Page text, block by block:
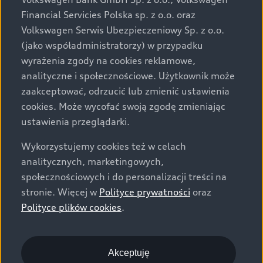
za dopłatą. Wiążące ustalenie ceny, wyposażenia i
specyfikacji pojazdu następują w umowie sprzedaży, a
określenie parametrów technicznych zawiera
świadectwo homologacji typu pojazdu. Zastrzegamy
sobie prawo do zmian i pomyłek. Wszelkie informacje
prezentowane na stronie są aktualne na dzień ich
zamieszczania. W celu uzyskania najnowszych
informacji prosimy kontaktować się z Partnerem Marki
Audi.
Wszystkie produkowane obecnie samochody marki Audi
są wykonywane z materiałów spełniających pod
względem możliwości odzysku i recyklingu wymagania
określone w normie ISO 22628 i są zgodne z
europejskimi świadectwami homologacji wydanymi wg
o.o. podlega obowiązkowi zapewnienia wszystkim
użytkownikom samochodów marki Volkswagen sieci
Financial Servicies Polska sp. z o.o. oraz
Volkswagen Serwis Ubezpieczeniowy Sp. z o.o.
(jako współadministratorzy) w przypadku
wyrażenia zgody na cookies reklamowe,
analityczne i społecznościowe. Użytkownik może
zaakceptować, odrzucić lub zmienić ustawienia
cookies. Może wycofać swoją zgodę zmieniając
ustawienia przeglądarki.
Wykorzystujemy cookies też w celach
analitycznych, marketingowych,
społecznościowych i do personalizacji treści na
stronie. Więcej w Polityce prywatności oraz
Polityce plików cookies.
Akceptuję